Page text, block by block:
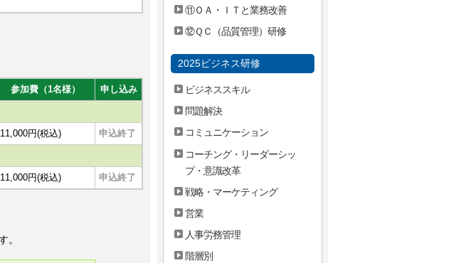
参加費（1名様） 申し込み
11,000円(税込) 申込終了
11,000円(税込) 申込終了
。
⑪ＯＡ・ＩＴと業務改善
⑫ＱＣ（品質管理）研修
2025ビジネス研修
ビジネススキル
問題解決
コミュニケーション
コーチング・リーダーシッ
プ・意識改革
戦略・マーケティング
営業
人事労務管理
階層別